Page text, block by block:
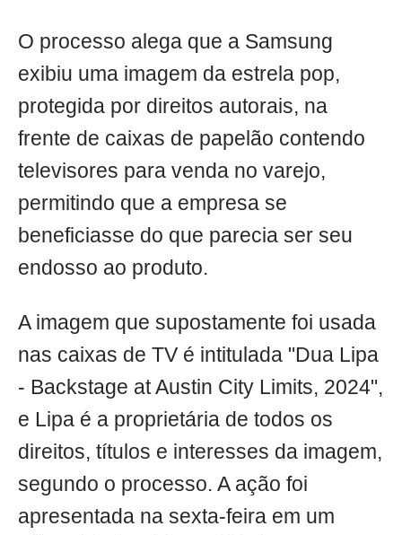
O processo alega que a Samsung
exibiu uma imagem da estrela pop,
protegida por direitos autorais, na
frente de caixas de papelão contendo
televisores para venda no varejo,
permitindo que a empresa se
beneficiasse do que parecia ser seu
endosso ao produto.
A imagem que supostamente foi usada
nas caixas de TV é intitulada "Dua Lipa
- Backstage at Austin City Limits, 2024",
e Lipa é a proprietária de todos os
direitos, títulos e interesses da imagem,
segundo o processo. A ação foi
apresentada na sexta-feira em um